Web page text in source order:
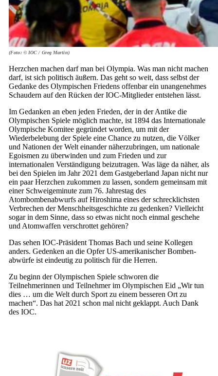
(Foto: © IOC / Greg Martin)
Herzchen machen darf man bei Olympia. Was man nicht machen
darf, ist sich politisch äußern. Das geht so weit, dass selbst der
Gedanke des Olympischen Friedens offenbar ein unangenehmes
Schaudern auf den Rücken der IOC-Mitglieder entstehen lässt.
Im Gedanken an eben jeden Frieden, der in der Antike die
Olympischen Spiele möglich machte, ist 1894 das Internationale
Olympische Komitee gegründet worden, um mit der
Wiederbelebung der Spiele eine Chance zu nutzen, die Völker
und Nationen der Welt einander näherzubringen, um nationale
Egoismen zu überwinden und zum Frieden und zur
internationalen Verständigung beizutragen. Was läge da näher, als
bei den Spielen im Jahr 2021 dem Gastgeberland Japan nicht nur
ein paar Herzchen zukommen zu lassen, sondern gemeinsam mit
einer Schweigeminute zum 76. Jahrestag des
Atombombenabwurfs auf Hiroshima eines der schrecklichsten
Verbrechen der Menschheitsgeschichte zu gedenken? Vielleicht
sogar in dem Sinne, dass so etwas nicht noch einmal geschehe
und Atomwaffen verschrottet gehören?
Das sehen IOC-Präsident Thomas Bach und seine Kollegen
anders. Gedenken an die Opfer US-amerikanischer Bomben­
abwürfe ist eindeutig zu politisch für die Herren.
Zu beginn der Olympischen Spiele schworen die
Teilnehmerinnen und Teilnehmer im Olympischen Eid „Wir tun
dies … um die Welt durch Sport zu einem besseren Ort zu
machen“. Das hat 2021 schon mal nicht geklappt. Auch Dank
des IOC.